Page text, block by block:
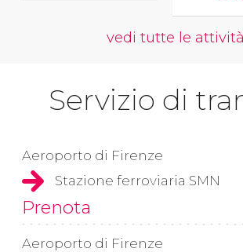
vedi tutte le attività
Servizio di
Aeroporto di Firenze
Stazione ferroviaria SMN
Prenota
Aeroporto di Firenze